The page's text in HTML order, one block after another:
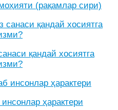
(рақамлар сири)
қандай хосиятга
инсонлар ҳарактери